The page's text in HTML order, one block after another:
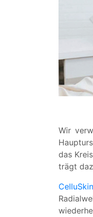
Wir
das
trägt
CelluSkin